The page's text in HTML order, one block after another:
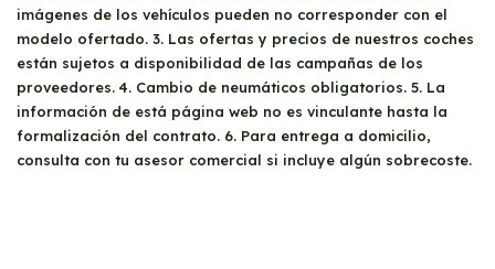
imágenes de los vehículos pueden no corresponder con el
modelo ofertado. 3. Las ofertas y precios de nuestros coches
están sujetos a disponibilidad de las campañas de los
proveedores. 4. Cambio de neumáticos obligatorios. 5. La
información de está página web no es vinculante hasta la
formalización del contrato. 6. Para entrega a domicilio,
consulta con tu asesor comercial si incluye algún sobrecoste.